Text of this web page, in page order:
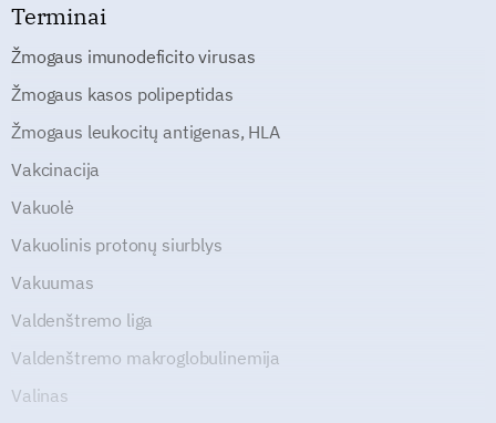
Terminai
Žmogaus imunodeficito virusas
Žmogaus kasos polipeptidas
Žmogaus leukocitų antigenas, HLA
Vakcinacija
Vakuolė
Vakuolinis protonų siurblys
Vakuumas
Valdenštremo liga
Valdenštremo makroglobulinemija
Valinas